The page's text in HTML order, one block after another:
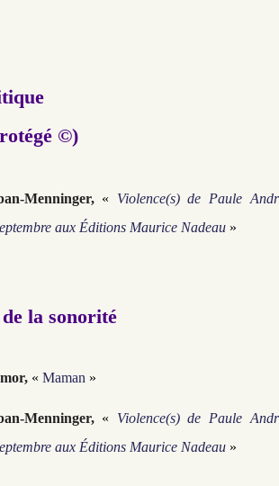
©)
Menninger, « Violence(s) de Paule
aux Éditions Maurice Nadeau »
la sonorité
« Maman »
Menninger, « Violence(s) de Paule
aux Éditions Maurice Nadeau »